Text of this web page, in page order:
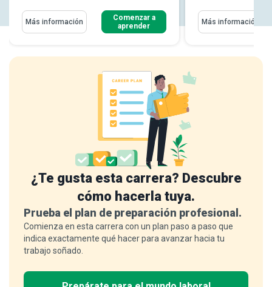
Más información
Comenzar a
aprender
Más información
¿Te gusta esta carrera? Descubre
cómo hacerla tuya.
Prueba el plan de preparación profesional.
Comienza en esta carrera con un plan paso a paso que
indica exactamente qué hacer para avanzar hacia tu
trabajo soñado.